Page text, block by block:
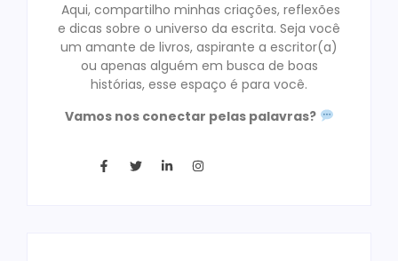
Aqui, compartilho minhas criações, reflexões
e dicas sobre o universo da escrita. Seja você
um amante de livros, aspirante a escritor(a)
ou apenas alguém em busca de boas
histórias, esse espaço é para você.
Vamos nos conectar pelas palavras?